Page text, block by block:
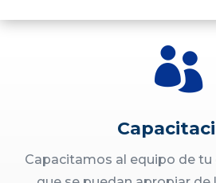

Capacitamos al equipo de tu